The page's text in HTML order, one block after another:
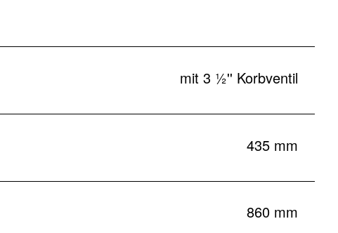
mit 3 ½'' Korbventil
435 mm
860 mm